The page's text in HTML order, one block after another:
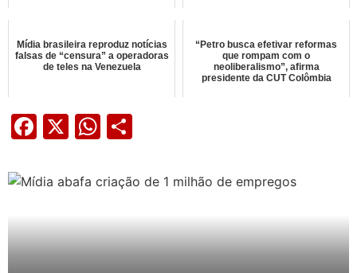
Mídia brasileira reproduz notícias
falsas de “censura” a operadoras
de teles na Venezuela
“Petro busca efetivar reformas
que rompam com o
neoliberalismo”, afirma
presidente da CUT Colômbia
Facebook
X WhatsApp